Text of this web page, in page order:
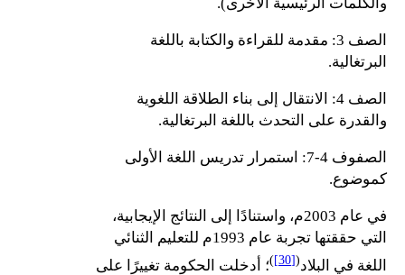
الصف 3: مقدمة للقراءة والكتابة باللغة
البرتغالية.
الصف 4: الانتقال إلى بناء الطلاقة اللغوية
والقدرة على التحدث باللغة البرتغالية.
الصفوف 4-7: استمرار تدريس اللغة الأولى
كموضوع.
في عام 2003م، واستنادًا إلى النتائج الإيجابية،
التي حققتها تجربة عام 1993م للتعليم الثنائي
اللغة في البلاد(
[30]
)؛ أدخلت الحكومة تغييرًا على